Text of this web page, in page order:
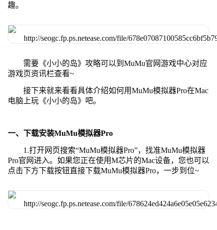
趣。
需要《小小的岛》攻略可以到MuMu官网游戏中心对应
游戏页资讯栏查看~
接下来就来看看具体介绍如何用MuMu模拟器Pro在Mac
电脑上玩《小小的岛》吧。
一、下载安装MuMu模拟器Pro
1.打开网页搜索“MuMu模拟器Pro”，找准MuMu模拟器
Pro官网进入。如果您正在使用M芯片的Mac设备，您也可以
点击下方下载按钮直接下载MuMu模拟器Pro，一步到位~